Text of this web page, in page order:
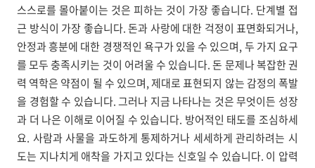
스스로를 몰아붙이는 것은 피하는 것이 가장 좋습니다. 단계별 접
근 방식이 가장 좋습니다. 돈과 사랑에 대한 걱정이 표면화되거나,
안정과 흥분에 대한 경쟁적인 욕구가 있을 수 있으며, 두 가지 요구
를 모두 충족시키는 것이 어려울 수 있습니다. 돈 문제나 복잡한 권
력 역학은 약점이 될 수 있으며, 제대로 표현되지 않는 감정의 폭발
을 경험할 수 있습니다. 그러나 지금 나타나는 것은 무엇이든 성장
과 더 나은 이해로 이어질 수 있습니다. 방어적인 태도를 조심하세
요. 사람과 사물을 과도하게 통제하거나 세세하게 관리하려는 시
도는 지나치게 애착을 가지고 있다는 신호일 수 있습니다. 이 압력